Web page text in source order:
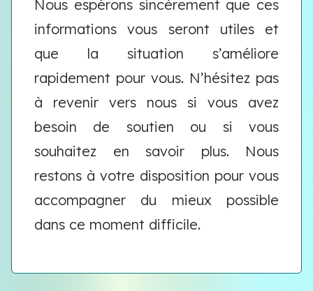
Nous espérons sincèrement que ces
informations vous seront utiles et
que la situation s’améliore
rapidement pour vous. N’hésitez pas
à revenir vers nous si vous avez
besoin de soutien ou si vous
souhaitez en savoir plus. Nous
restons à votre disposition pour vous
accompagner du mieux possible
dans ce moment difficile.